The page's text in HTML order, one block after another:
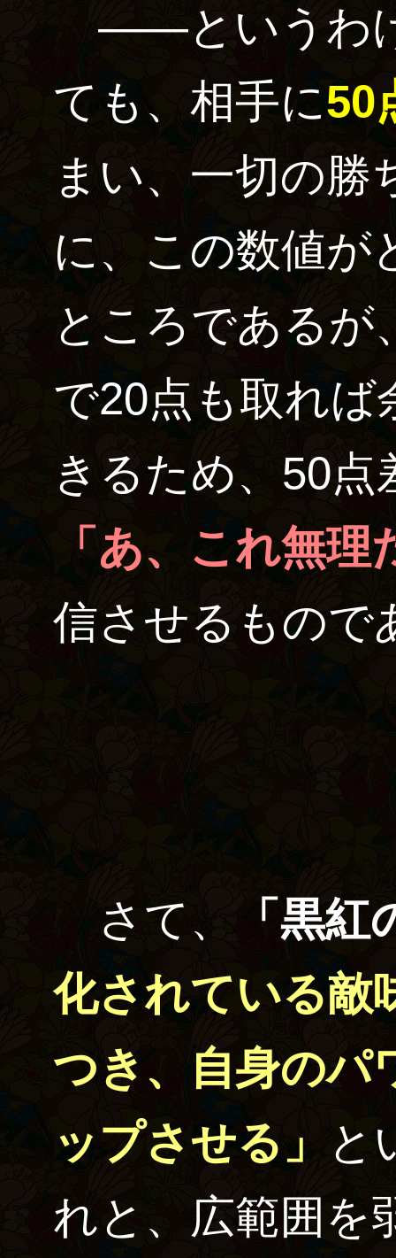
――というわ
ても、相手に50
まい、一切の勝
に、この数値が
ところであるが
で20点も取れば
きるため、50
「あ、これ無理
信させるもので
さて、
「黒
化されている敵
つき、自身のパ
ップさせる」
と
れと、広範囲を